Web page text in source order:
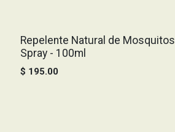
Repelente Natural de Mosquitos
Spray - 100ml
$ 195.00